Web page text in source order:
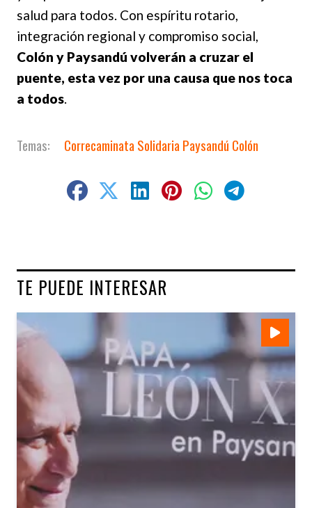
salud para todos. Con espíritu rotario,
integración regional y compromiso social,
Colón y Paysandú volverán a cruzar el
puente, esta vez por una causa que nos toca
a todos.
Correcaminata Solidaria Paysandú Colón
TE PUEDE INTERESAR